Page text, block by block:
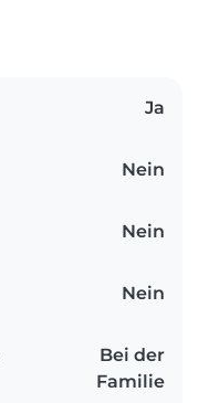
Ja
Nein
Nein
Nein
Bei der
Familie